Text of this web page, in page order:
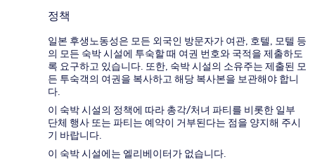
정책
일본 후생노동성은 모든 외국인 방문자가 여관, 호텔, 모텔 등
의 모든 숙박 시설에 투숙할 때 여권 번호와 국적을 제출하도
록 요구하고 있습니다. 또한, 숙박 시설의 소유주는 제출된 모
든 투숙객의 여권을 복사하고 해당 복사본을 보관해야 합니
다.
이 숙박 시설의 정책에 따라 총각/처녀 파티를 비롯한 일부
단체 행사 또는 파티는 예약이 거부된다는 점을 양지해 주시
기 바랍니다.
이 숙박 시설에는 엘리베이터가 없습니다.